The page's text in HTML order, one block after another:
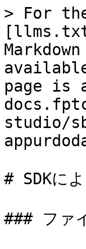
> For
page is
studio/
# SDKに
### ファ